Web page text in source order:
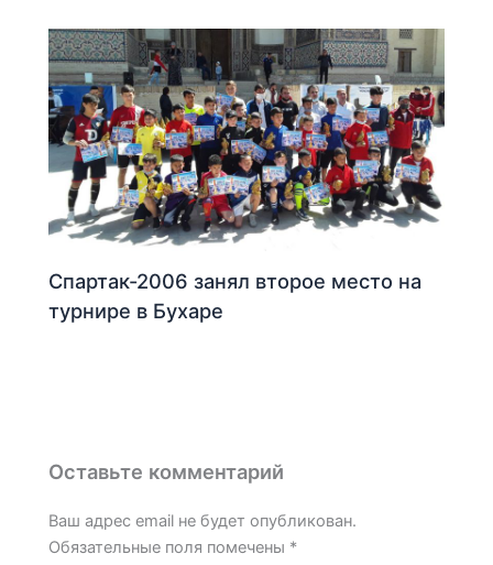
Спартак-2006 занял второе место на
турнире в Бухаре
Оставьте комментарий
Ваш адрес email не будет опубликован.
Обязательные поля помечены *